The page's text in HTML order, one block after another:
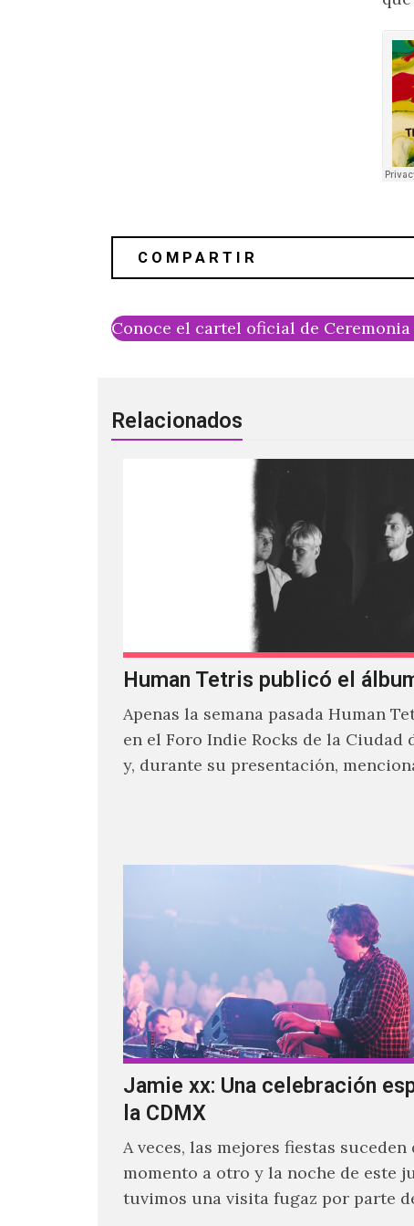
Conoce el cartel oficial de Ceremonia
Relacionados
Human Tetris publicó el álbum
Apenas la semana pasada Human
en el Foro Indie Rocks de la Ciudad
y, durante su presentación,
Jamie xx: Una celebración
la CDMX
A veces, las mejores fiestas suceden
momento a otro y la noche de este
tuvimos una visita fugaz por parte